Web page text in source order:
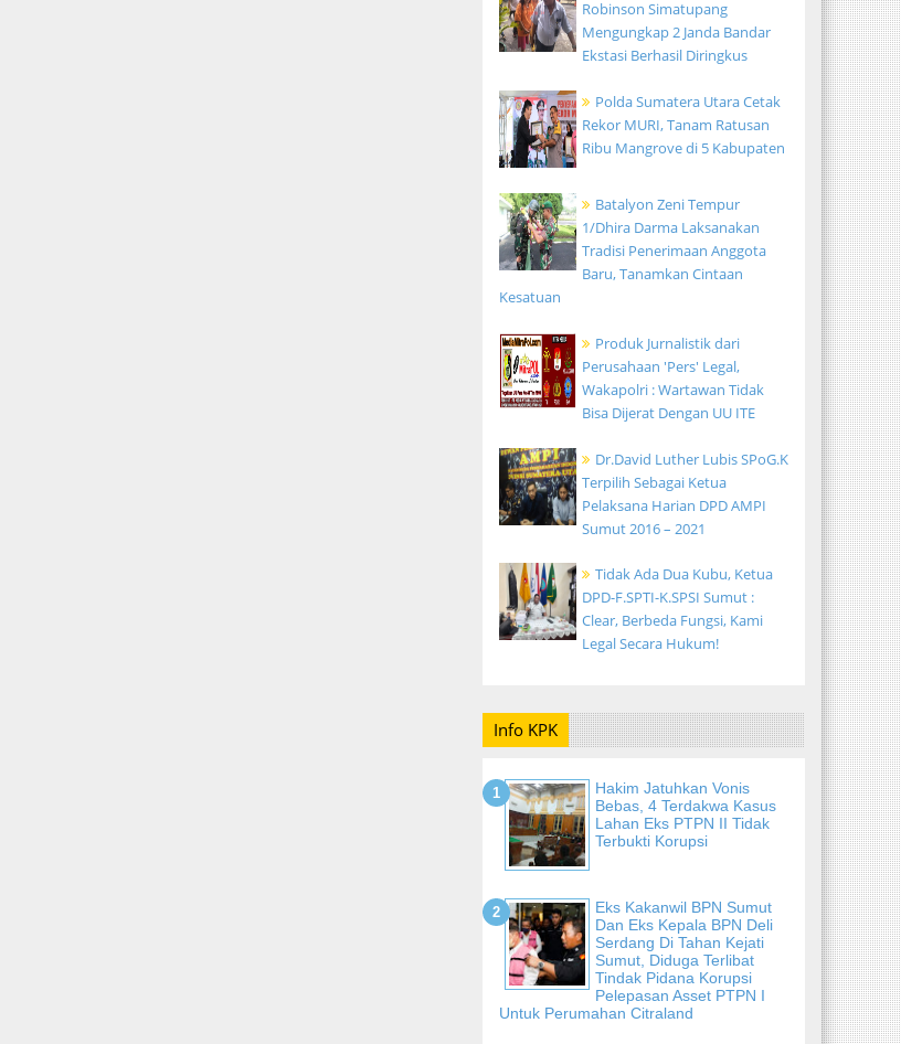
Robinson Simatupang
Mengungkap 2 Janda Bandar
Ekstasi Berhasil Diringkus
Polda Sumatera Utara Cetak
Rekor MURI, Tanam Ratusan
Ribu Mangrove di 5 Kabupaten
Batalyon Zeni Tempur
1/Dhira Darma Laksanakan
Tradisi Penerimaan Anggota
Baru, Tanamkan Cintaan
Kesatuan
Produk Jurnalistik dari
Perusahaan 'Pers' Legal,
Wakapolri : Wartawan Tidak
Bisa Dijerat Dengan UU ITE
Dr.David Luther Lubis SPoG.K
Terpilih Sebagai Ketua
Pelaksana Harian DPD AMPI
Sumut 2016 – 2021
Tidak Ada Dua Kubu, Ketua
DPD-F.SPTI-K.SPSI Sumut :
Clear, Berbeda Fungsi, Kami
Legal Secara Hukum!
Info KPK
Hakim Jatuhkan Vonis
Bebas, 4 Terdakwa Kasus
Lahan Eks PTPN II Tidak
Terbukti Korupsi
Eks Kakanwil BPN Sumut
Dan Eks Kepala BPN Deli
Serdang Di Tahan Kejati
Sumut, Diduga Terlibat
Tindak Pidana Korupsi
Pelepasan Asset PTPN I
Untuk Perumahan Citraland